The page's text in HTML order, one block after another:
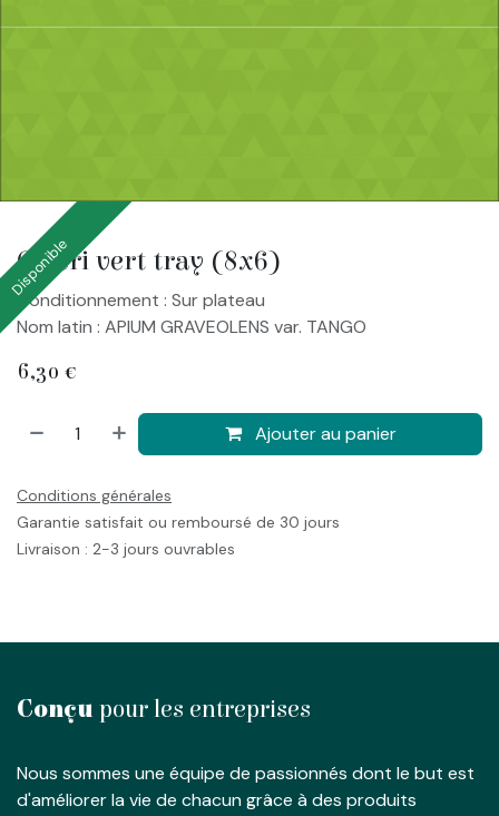
Céleri vert tray (8x6)
Disponible
Conditionnement : Sur plateau
Nom latin : APIUM GRAVEOLENS var. TANGO
6,30 €
Ajouter au panier
Conditions générales
Garantie satisfait ou remboursé de 30 jours
Livraison : 2-3 jours ouvrables
Conçu pour les entreprises
Nous sommes une équipe de passionnés dont le but est
d'améliorer la vie de chacun grâce à des produits